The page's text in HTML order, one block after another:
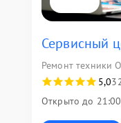
Сервисный
Ремонт техники
5,0
Открыто до 21:00